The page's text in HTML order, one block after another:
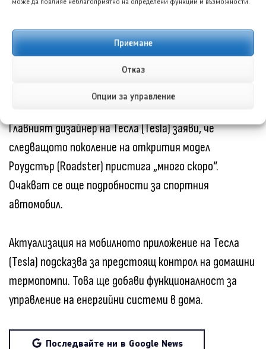
Приемане
Отказ
Опции за управление
Приложението на Тесла (Tesla) за Андроид (Android)
ще получи известия в стил „Активности на живо“.
Тези известия ще предоставят актуална
информация в реално време.
Главният дизайнер на Тесла (Tesla) заяви, че
следващото поколение на открития модел
Роудстър (Roadster) пристига „много скоро“.
Очакват се още подробности за спортния
автомобил.
Актуализация на мобилното приложение на Тесла
(Tesla) подсказва за предстоящ контрол на домашни
термопомпи. Това ще добави функционалност за
управление на енергийни системи в дома.
Последвайте ни в Google News